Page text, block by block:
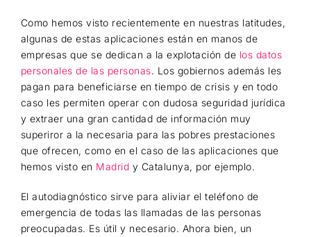
Como hemos visto recientemente en nuestras latitudes,
algunas de estas aplicaciones están en manos de
empresas que se dedican a la explotación de los datos
personales de las personas. Los gobiernos además les
pagan para beneficiarse en tiempo de crisis y en todo
caso les permiten operar con dudosa seguridad jurídica
y extraer una gran cantidad de información muy
superiror a la necesaria para las pobres prestaciones
que ofrecen, como en el caso de las aplicaciones que
hemos visto en Madrid y Catalunya, por ejemplo.
El autodiagnóstico sirve para aliviar el teléfono de
emergencia de todas las llamadas de las personas
preocupadas. Es útil y necesario. Ahora bien, un